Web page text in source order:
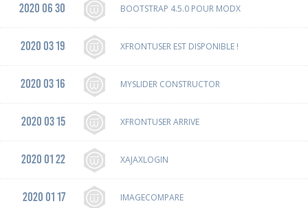
2020 06 30 BOOTSTRAP 4.5.0 POUR MODX
2020 03 19 XFRONTUSER EST DISPONIBLE !
2020 03 16 MYSLIDER CONSTRUCTOR
2020 03 15 XFRONTUSER ARRIVE
2020 01 22 XAJAXLOGIN
2020 01 17 IMAGECOMPARE